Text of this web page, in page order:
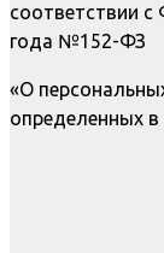
соответствии
года №152-ФЗ
«О
определенных